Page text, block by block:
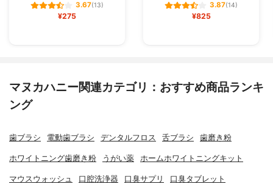
3.67(13)
¥275
3.87(14)
¥825
マヌカハニー関連カテゴリ：おすすめ商品ランキ
ング
歯ブラシ 電動歯ブラシ デンタルフロス 舌ブラシ 歯磨き粉
ホワイトニング歯磨き粉 うがい薬 ホームホワイトニングキット
マウスウォッシュ 口腔洗浄器 口臭サプリ 口臭タブレット